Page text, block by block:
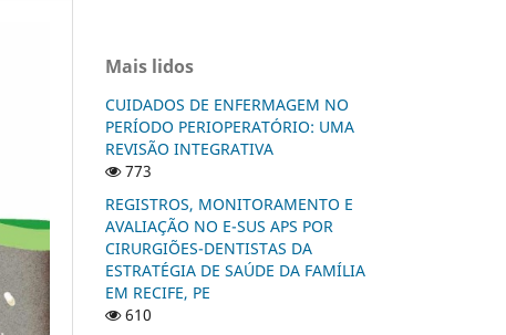
Mais lidos
CUIDADOS DE ENFERMAGEM NO
PERÍODO PERIOPERATÓRIO: UMA
REVISÃO INTEGRATIVA
773
REGISTROS, MONITORAMENTO E
AVALIAÇÃO NO E-SUS APS POR
CIRURGIÕES-DENTISTAS DA
ESTRATÉGIA DE SAÚDE DA FAMÍLIA
EM RECIFE, PE
610